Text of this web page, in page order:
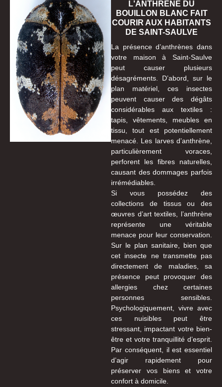
L'ANTHRÈNE DU
BOUILLON BLANC FAIT
COURIR AUX HABITANTS
DE SAINT-SAULVE
La présence d’anthrènes dans
votre maison à Saint-Saulve
peut causer plusieurs
désagréments. D’abord, sur le
plan matériel, ces insectes
peuvent causer des dégâts
considérables aux textiles :
tapis, vêtements, meubles en
tissu, tout est potentiellement
menacé. Les larves d’anthrène,
particulièrement voraces,
perforent les fibres naturelles,
causant des dommages parfois
irrémédiables.
Si vous possédez des
collections de tissus ou des
œuvres d’art textiles, l’anthrène
représente une véritable
menace pour leur conservation.
Sur le plan sanitaire, bien que
cet insecte ne transmette pas
directement de maladies, sa
présence peut provoquer des
allergies chez certaines
personnes sensibles.
Psychologiquement, vivre avec
ces nuisibles peut être
stressant, impactant votre bien-
être et votre tranquillité d’esprit.
Par conséquent, il est essentiel
d’agir rapidement pour
préserver vos biens et votre
confort à domicile.